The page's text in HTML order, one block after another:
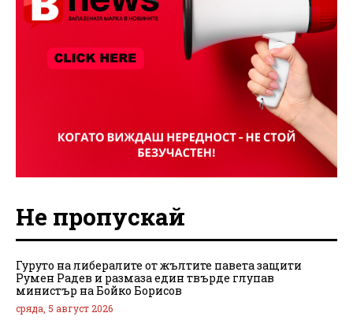
Не пропускай
Гуруто на либералите от жълтите павета защити
Румен Радев и размаза един твърде глупав
министър на Бойко Борисов
сряда, 5 август 2026